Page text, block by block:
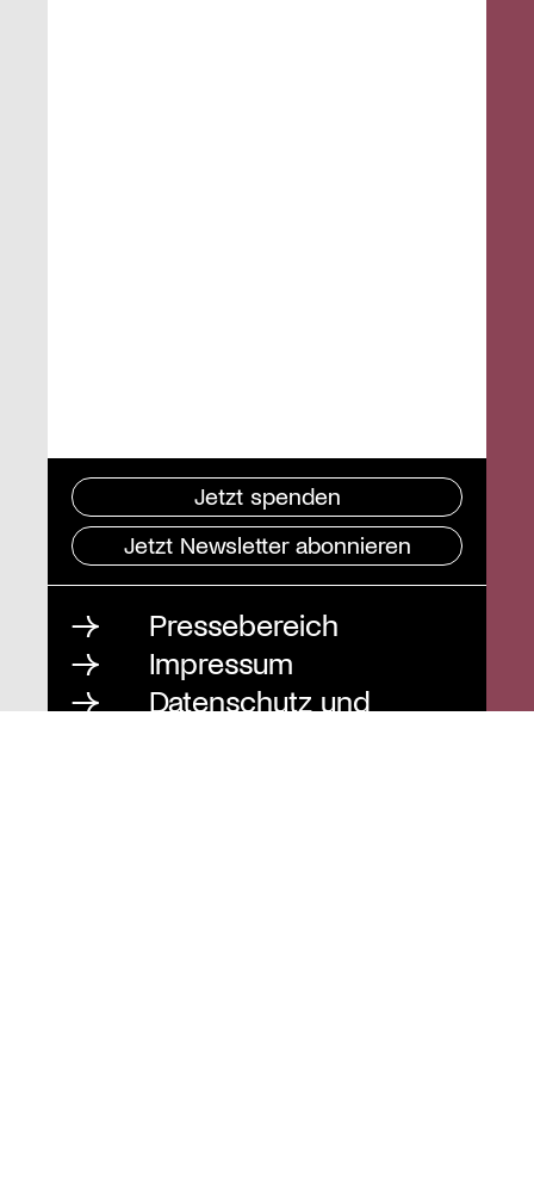
Jetzt spenden
Jetzt Newsletter abonnieren
Pressebereich
Impressum
Datenschutz und